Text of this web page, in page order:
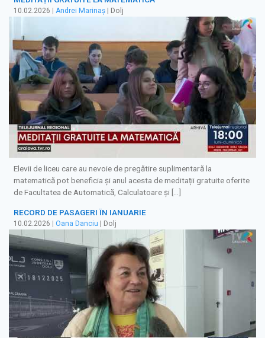
10.02.2026 Andrei Marinaș | Dolj
Elevii de liceu care au nevoie de pregătire suplimentară la
matematică pot beneficia și anul acesta de meditații gratuite oferite
de Facultatea de Automatică, Calculatoare și […]
RECORD DE PASAGERI ÎN IANUARIE
10.02.2026 Oana Danciu | Dolj